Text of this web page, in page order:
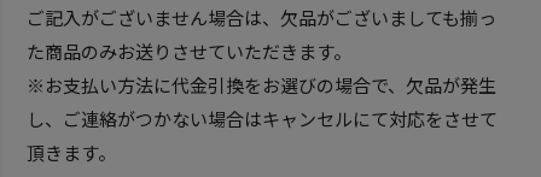
ご記入がございません場合は、欠品がございましても揃っ
た商品のみお送りさせていただきます。
※お支払い方法に代金引換をお選びの場合で、欠品が発生
し、ご連絡がつかない場合はキャンセルにて対応をさせて
頂きます。